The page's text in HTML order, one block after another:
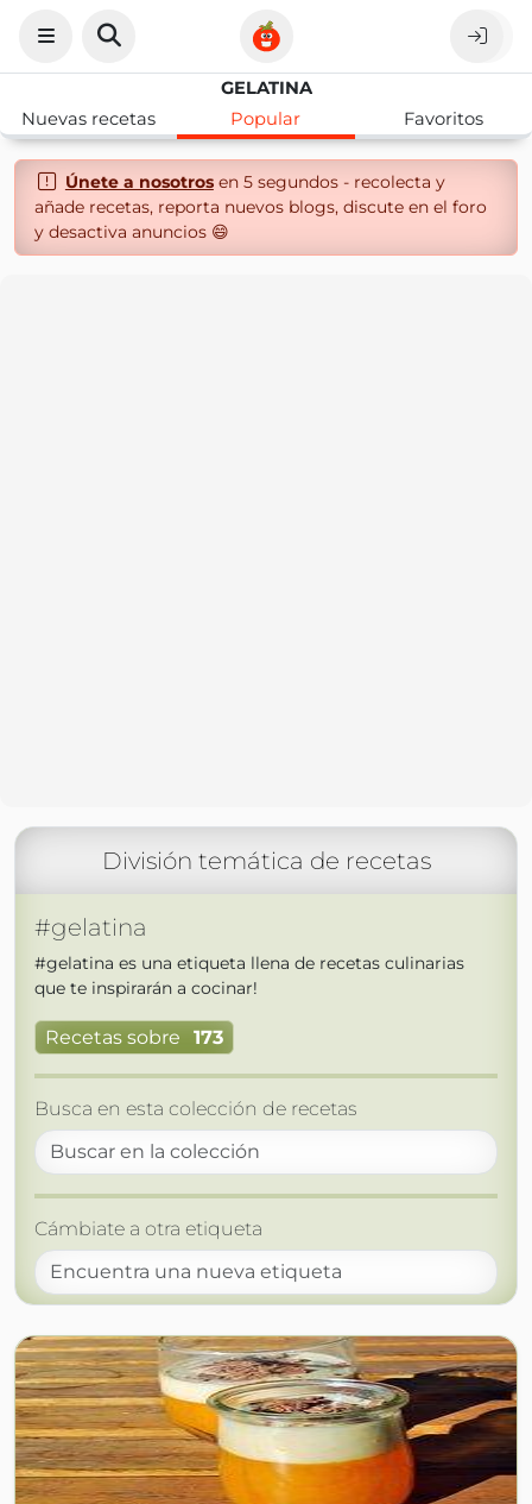
GELATINA
Nuevas recetas
Popular Favoritos
Únete a nosotrosen 5 segundos - recolecta y
añade recetas, reporta nuevos blogs, discute en el foro
y desactiva anuncios 😄
División temática de recetas
#gelatina
#gelatina es una etiqueta llena de recetas culinarias
que te inspirarán a cocinar!
Recetas sobre 173
Busca en esta colección de recetas
Cámbiate a otra etiqueta